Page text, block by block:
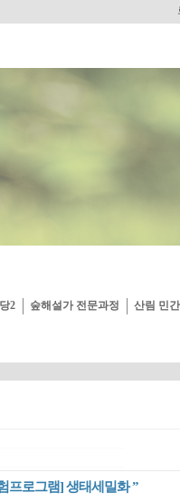
2 숲해설가 전문과정 산림 민
프로그램] 생태세밀화 ”